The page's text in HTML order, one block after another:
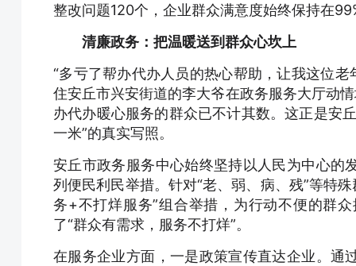
整改问题120个，企业群众满意度始终保持在
清廉政务：把温暖送到群众心坎上
“多亏了帮办代办人员的热心帮助，让我这位老
住安丘市兴安街道的李大爷在政务服务大厅动
办代办暖心服务的群众已不计其数。这正是安
一米”的真实写照。
安丘市政务服务中心始终坚持以人民为中心的
列便民利民举措。针对“老、弱、病、残”等特
务+不打烊服务”组合举措，为行动不便的群
了“群众有需求，服务不打烊”。
在服务企业方面，一是政策宣传直达企业。通